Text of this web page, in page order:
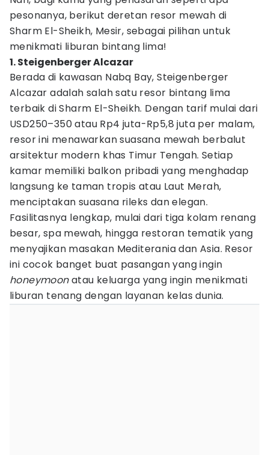
pesonanya, berikut deretan resor mewah di
Sharm El-Sheikh, Mesir, sebagai pilihan untuk
menikmati liburan bintang lima!
1. Steigenberger Alcazar
Berada di kawasan Nabq Bay, Steigenberger
Alcazar adalah salah satu resor bintang lima
terbaik di Sharm El-Sheikh. Dengan tarif mulai dari
USD250–350 atau Rp4 juta-Rp5,8 juta per malam,
resor ini menawarkan suasana mewah berbalut
arsitektur modern khas Timur Tengah. Setiap
kamar memiliki balkon pribadi yang menghadap
langsung ke taman tropis atau Laut Merah,
menciptakan suasana rileks dan elegan.
Fasilitasnya lengkap, mulai dari tiga kolam renang
besar, spa mewah, hingga restoran tematik yang
menyajikan masakan Mediterania dan Asia. Resor
ini cocok banget buat pasangan yang ingin
honeymoonatau keluarga yang ingin menikmati
liburan tenang dengan layanan kelas dunia.